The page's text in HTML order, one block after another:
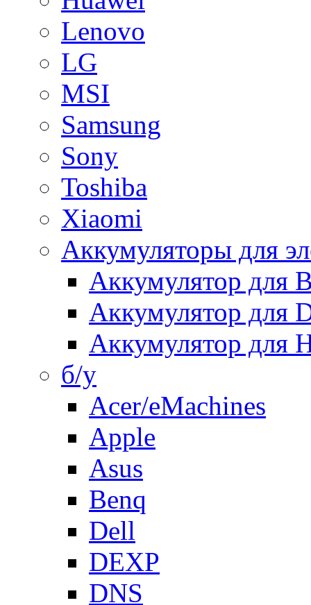
Lenovo
LG
MSI
Samsung
Sony
Toshiba
Xiaomi
Аккумуляторы для
Аккумулятор для
Аккумулятор для
Аккумулятор для
б/у
Acer/eMachines
Apple
Asus
Benq
Dell
DEXP
DNS